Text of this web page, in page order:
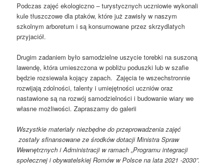
Podczas zajęć ekologiczno – turystycznych uczniowie wykonali
kule tłuszczowe dla ptaków, które już zawisły w naszym
szkolnym arboretum i są konsumowane przez skrzydlatych
przyjaciół.
Drugim zadaniem było samodzielne uszycie torebki na suszoną
lawendę, która umieszczona w pobliżu poduszki lub w szafie
będzie rozsiewała kojący zapach. Zajęcia te wszechstronnie
rozwijają zdolności, talenty i umiejętności uczniów oraz
nastawione są na rozwój samodzielności i budowanie wiary we
własne możliwości. Zapraszamy do galerii
Wszystkie materiały niezbędne do przeprowadzenia zajęć
zostały sfinansowane ze środków dotacji Ministra Spraw
Wewnętrznych i Administracji w ramach „Programu integracji
społecznej i obywatelskiej Romów w Polsce na lata 2021 -2030”.